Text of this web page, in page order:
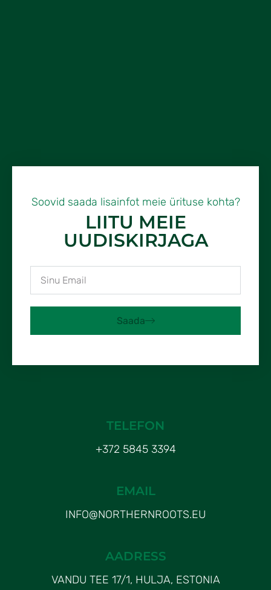
Soovid saada lisainfot meie ürituse kohta?
LIITU MEIE
UUDISKIRJAGA
Saada
TELEFON
+372 5845 3394
EMAIL
INFO@NORTHERNROOTS.EU
AADRESS
VANDU TEE 17/1, HULJA, ESTONIA